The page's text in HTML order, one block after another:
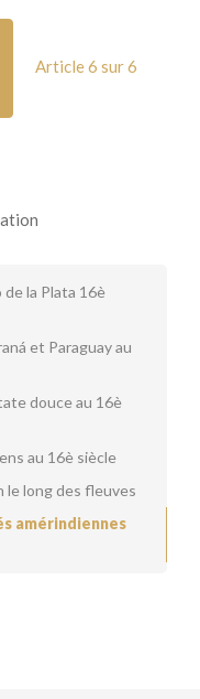
Article 6 sur 6
de la Plata 16è
et Paraguay au
douce au 16è
au 16è siècle
le long des fleuves
amérindiennes